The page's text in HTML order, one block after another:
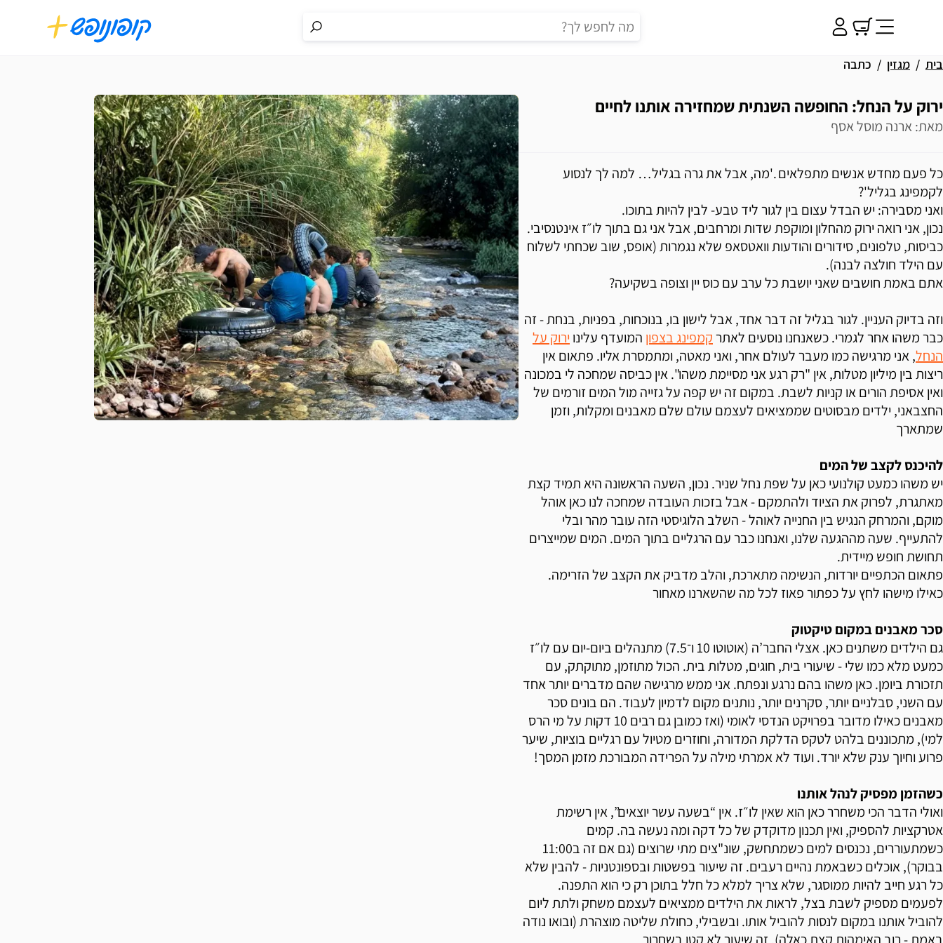
בית מגזין כתבה
ירוק על הנחל: החופשה השנתית שמחזירה אותנו לחיים
מאת: ארנה מוסל אסף
כל פעם מחדש אנשים מתפלאים .'מה, אבל את גרה בגליל… למה לך לנסוע
לקמפינג בגליל'?
ואני מסבירה: יש הבדל עצום בין לגור ליד טבע- לבין להיות בתוכו.
נכון, אני רואה ירוק מהחלון ומוקפת שדות ומרחבים, אבל אני גם בתוך לו״ז אינטנסיבי.
כביסות, טלפונים, סידורים והודעות וואטסאפ שלא נגמרות (אופס, שוב שכחתי לשלוח
עם הילד חולצה לבנה).
אתם באמת חושבים שאני יושבת כל ערב עם כוס יין וצופה בשקיעה?
וזה בדיוק העניין. לגור בגליל זה דבר אחד, אבל לישון בו, בנוכחות, בפניות, בנחת - זה
כבר משהו אחר לגמרי. כשאנחנו נוסעים לאתרקמפינג בצפון המועדף עלינו ירוק על
הנחל, אני מרגישה כמו מעבר לעולם אחר, ואני מאטה, ומתמסרת אליו. פתאום אין
ריצות בין מיליון מטלות, אין "רק רגע אני מסיימת משהו". אין כביסה שמחכה לי במכונה
ואין אסיפת הורים או קניות לשבת. במקום זה יש קפה על גזייה מול המים זורמים של
החצבאני, ילדים מבסוטים שממציאים לעצמם עולם שלם מאבנים ומקלות, וזמן
שמתארך
להיכנס לקצב של המים
יש משהו כמעט קולנועי כאן על שפת נחל שניר. נכון, השעה הראשונה היא תמיד קצת
מאתגרת, לפרוק את הציוד ולהתמקם - אבל בזכות העובדה שמחכה לנו כאן אוהל
מוקם, והמרחק הנגיש בין החנייה לאוהל - השלב הלוגיסטי הזה עובר מהר ובלי
להתעייף. שעה מההגעה שלנו, ואנחנו כבר עם הרגליים בתוך המים. המים שמייצרים
תחושת חופש מיידית.
פתאום הכתפיים יורדות, הנשימה מתארכת, והלב מדביק את הקצב של הזרימה.
כאילו מישהו לחץ על כפתור פאוז לכל מה שהשארנו מאחור
סכר מאבנים במקום טיקטוק
גם הילדים משתנים כאן. אצלי החבר’ה (אוטוטו 10 ו־7.5) מתנהלים ביום-יום עם לו״ז
כמעט מלא כמו שלי - שיעורי בית, חוגים, מטלות בית. הכול מתוזמן, מתוקתק, עם
תזכורת ביומן. כאן משהו בהם נרגע ונפתח. אני ממש מרגישה שהם מדברים יותר אחד
עם השני, סבלניים יותר, סקרנים יותר, נותנים מקום לדמיון לעבוד. הם בונים סכר
מאבנים כאילו מדובר בפרויקט הנדסי לאומי (ואז כמובן גם רבים 10 דקות על מי הרס
למי), מתכוננים בלהט לטקס הדלקת המדורה, וחוזרים מטיול עם רגליים בוציות, שיער
פרוע וחיוך ענק שלא יורד. ועוד לא אמרתי מילה על הפרידה המבורכת מזמן המסך!
כשהזמן מפסיק לנהל אותנו
ואולי הדבר הכי משחרר כאן הוא שאין לו״ז. אין “בשעה עשר יוצאים”, אין רשימת
אטרקציות להספיק, ואין תכנון מדוקדק של כל דקה ומה נעשה בה. קמים
כשמתעוררים, נכנסים למים כשמתחשק, שונ"צים מתי שרוצים (גם אם זה ב11:00
בבוקר), אוכלים כשבאמת נהיים רעבים. זה שיעור בפשטות ובספונטניות - להבין שלא
כל רגע חייב להיות ממוסגר, שלא צריך למלא כל חלל בתוכן רק כי הוא התפנה.
לפעמים מספיק לשבת בצל, לראות את הילדים ממציאים לעצמם משחק ולתת ליום
להוביל אותנו במקום לנסות להוביל אותו. ובשבילי, כחולת שליטה מוצהרת (ובואו נודה